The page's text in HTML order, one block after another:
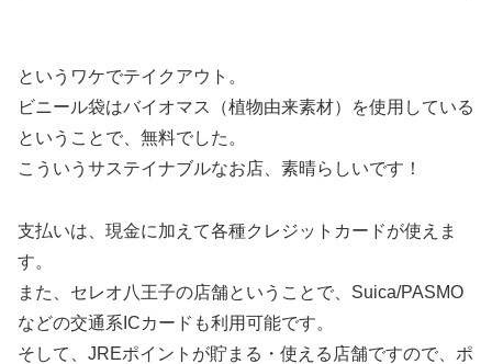
というワケでテイクアウト。
ビニール袋はバイオマス（植物由来素材）を使用している
ということで、無料でした。
こういうサステイナブルなお店、素晴らしいです！
支払いは、現金に加えて各種クレジットカードが使えま
す。
また、セレオ八王子の店舗ということで、Suica/PASMO
などの交通系ICカードも利用可能です。
そして、JREポイントが貯まる・使える店舗ですので、ポ